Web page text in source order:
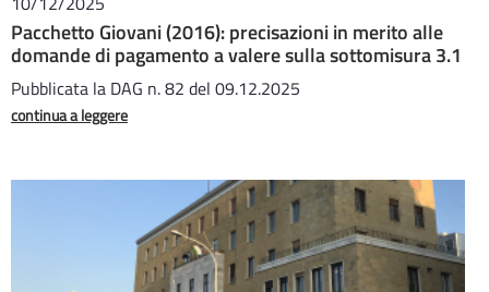
Pacchetto Giovani (2016): precisazioni in merito alle
domande di pagamento a valere sulla sottomisura 3.1
Pubblicata la DAG n. 82 del 09.12.2025
continua a leggere